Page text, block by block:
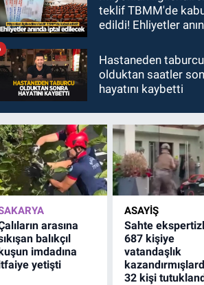
teklif TBMM'de
edildi! Ehliyetler
Hastaneden taburcu
olduktan saatler
hayatını kaybetti
arasına
balıkçıl
imdadına
yetişti
ASAYİŞ
Sahte
687 kişiye
vatandaşlık
32 kişi